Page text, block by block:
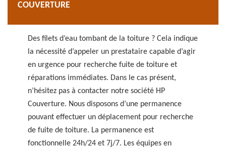
COUVERTURE
Des filets d’eau tombant de la toiture ? Cela indique
la nécessité d’appeler un prestataire capable d’agir
en urgence pour recherche fuite de toiture et
réparations immédiates. Dans le cas présent,
n’hésitez pas à contacter notre société HP
Couverture. Nous disposons d’une permanence
pouvant effectuer un déplacement pour recherche
de fuite de toiture. La permanence est
fonctionnelle 24h/24 et 7j/7. Les équipes en